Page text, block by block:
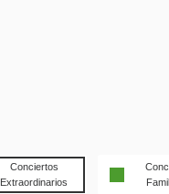
Conciertos
Extraordinarios